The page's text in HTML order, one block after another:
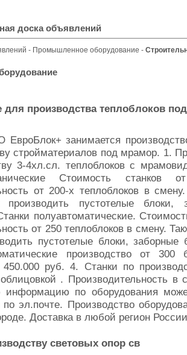
доска объявлений
- Промышленное оборудование -
для производства теплоблоков
занимается
стройматериалов под мрамор. 1.
3-4хл.сл. теплоблоков с
Стоимость станков
от 200-х теплоблоков в
производить пустотелые блоки,
полуавтоматические.
от 250 теплоблоков в смену.
пустотелые блоки, заборные
производство от 300
руб. 4. Станки по
. Производительность в
информацию по оборудования
эл.почте. Производство
Доставка в любой регион
световых опор св